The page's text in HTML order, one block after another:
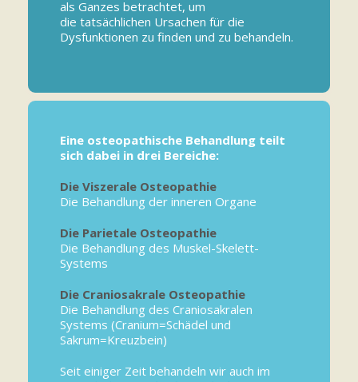
als Ganzes betrachtet, um
die tatsächlichen Ursachen für die
Dysfunktionen zu finden und zu behandeln.
Eine osteopathische Behandlung teilt
sich dabei in drei Bereiche:
Die Viszerale Osteopathie
Die Behandlung der inneren Organe
Die Parietale Osteopathie
Die Behandlung des Muskel-Skelett-
Systems
Die Craniosakrale Osteopathie
Die Behandlung des Craniosakralen
Systems (Cranium=Schädel und
Sakrum=Kreuzbein)
Seit einiger Zeit behandeln wir auch im